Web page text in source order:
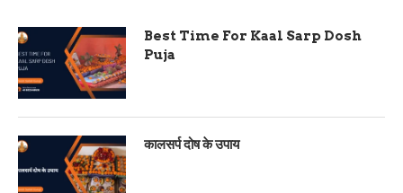
Best Time For Kaal Sarp Dosh
Puja
कालसर्प दोष के उपाय